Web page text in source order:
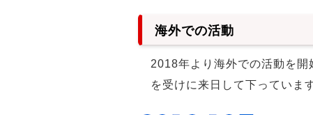
海外での活動
2018年より海外での活動を
を受けに来日して下っていま